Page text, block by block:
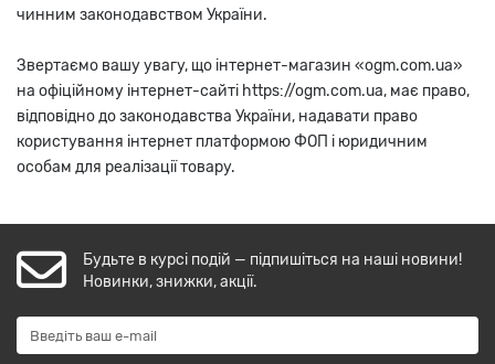
чинним законодавством України.
Звертаємо вашу увагу, що інтернет-магазин «ogm.com.ua»
на офіційному інтернет-сайті https://ogm.com.ua, має право,
відповідно до законодавства України, надавати право
користування інтернет платформою ФОП і юридичним
особам для реалізації товару.
Будьте в курсі подій — підпишіться на наші новини!
Новинки, знижки, акції.